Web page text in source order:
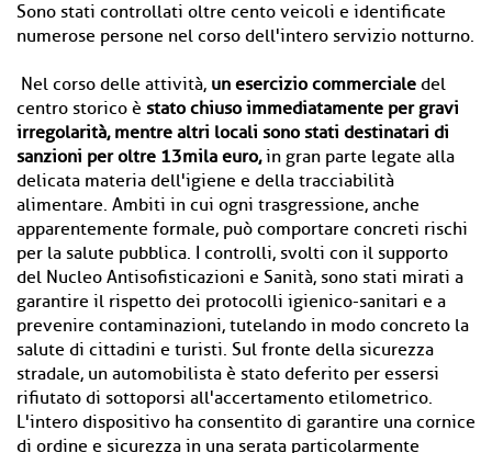
Sono stati controllati oltre cento veicoli e identificate
numerose persone nel corso dell'intero servizio notturno.
Nel corso delle attività, un esercizio commerciale del
centro storico è stato chiuso immediatamente per gravi
irregolarità, mentre altri locali sono stati destinatari di
sanzioni per oltre 13mila euro,in gran parte legate alla
delicata materia dell'igiene e della tracciabilità
alimentare. Ambiti in cui ogni trasgressione, anche
apparentemente formale, può comportare concreti rischi
per la salute pubblica. I controlli, svolti con il supporto
del Nucleo Antisofisticazioni e Sanità, sono stati mirati a
garantire il rispetto dei protocolli igienico-sanitari e a
prevenire contaminazioni, tutelando in modo concreto la
salute di cittadini e turisti. Sul fronte della sicurezza
stradale, un automobilista è stato deferito per essersi
rifiutato di sottoporsi all'accertamento etilometrico.
L'intero dispositivo ha consentito di garantire una cornice
di ordine e sicurezza in una serata particolarmente